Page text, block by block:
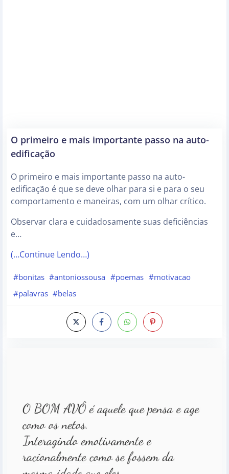
O primeiro e mais importante passo na auto-
edificação
O primeiro e mais importante passo na auto-
edificação é que se deve olhar para si e para o seu
comportamento e maneiras, com um olhar crítico.
Observar clara e cuidadosamente suas deficiências
e…
(…Continue Lendo…)
#bonitas #antoniossousa #poemas #motivacao
#palavras #belas